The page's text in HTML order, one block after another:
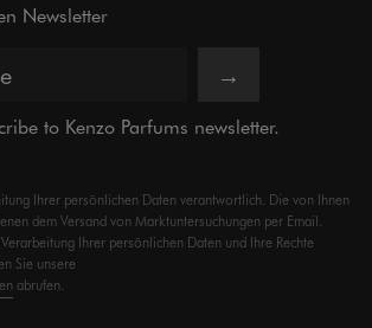
Newsletter
→
to Kenzo Parfums newsletter.
Ihrer persönlichen Daten verantwortlich. Die von Ihnen
dem Versand von Marktuntersuchungen per Email.
Ihrer persönlichen Daten und Ihre Rechte
Sie unsere
abrufen.